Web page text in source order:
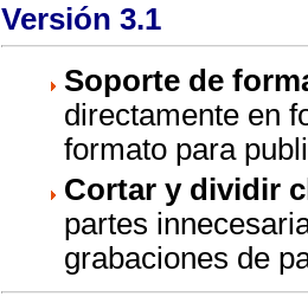
Versión 3.1
Soporte de
directamente en
formato para
Cortar y dividir
partes
grabaciones de